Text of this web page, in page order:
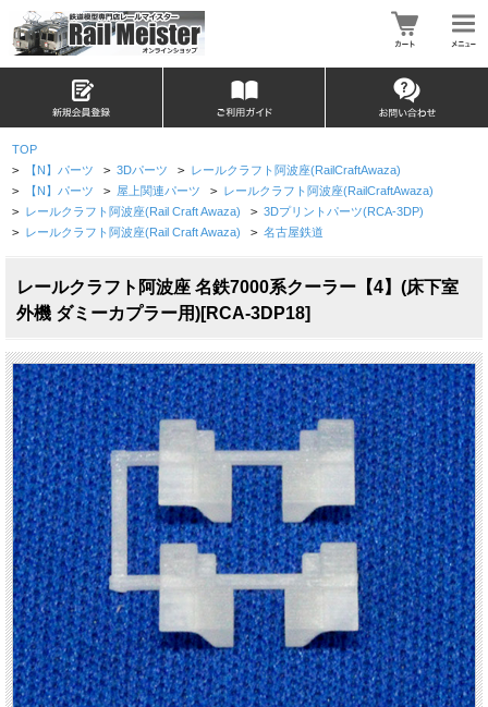
TOP
> 【N】パーツ > 3Dパーツ > レールクラフト阿波座(RailCraftAwaza)
> 【N】パーツ > 屋上関連パーツ > レールクラフト阿波座(RailCraftAwaza)
> レールクラフト阿波座(Rail Craft Awaza) > 3Dプリントパーツ(RCA-3DP)
> レールクラフト阿波座(Rail Craft Awaza) > 名古屋鉄道
レールクラフト阿波座 名鉄7000系クーラー【4】(床下室
外機 ダミーカプラー用)[RCA-3DP18]